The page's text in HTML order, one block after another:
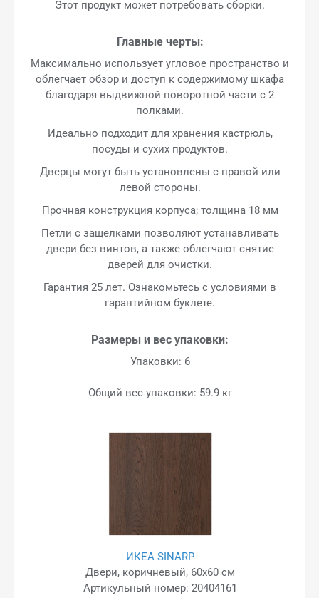
Этот продукт может потребовать сборки.
Главные черты:
Максимально использует угловое пространство и
облегчает обзор и доступ к содержимому шкафа
благодаря выдвижной поворотной части с 2
полками.
Идеально подходит для хранения кастрюль,
посуды и сухих продуктов.
Дверцы могут быть установлены с правой или
левой стороны.
Прочная конструкция корпуса; толщина 18 мм
Петли с защелками позволяют устанавливать
двери без винтов, а также облегчают снятие
дверей для очистки.
Гарантия 25 лет. Ознакомьтесь с условиями в
гарантийном буклете.
Размеры и вес упаковки:
Упаковки: 6
Общий вес упаковки: 59.9 кг
ИКЕА SINARP
Двери, коричневый, 60x60 см
Артикульный номер: 20404161